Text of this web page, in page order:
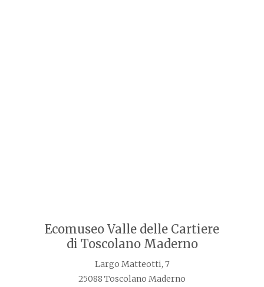
Ecomuseo Valle delle Cartiere
di Toscolano Maderno
Largo Matteotti, 7
25088 Toscolano Maderno